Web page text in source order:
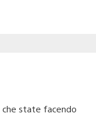
che state facendo